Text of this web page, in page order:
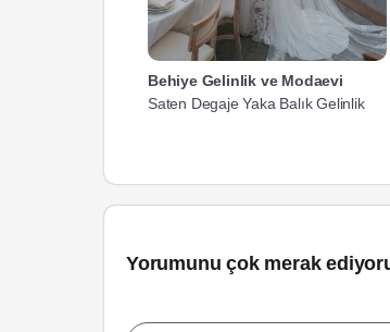
Behiye Gelinlik ve Modaevi
Saten Degaje Yaka Balık Gelinlik
Yorumunu çok merak